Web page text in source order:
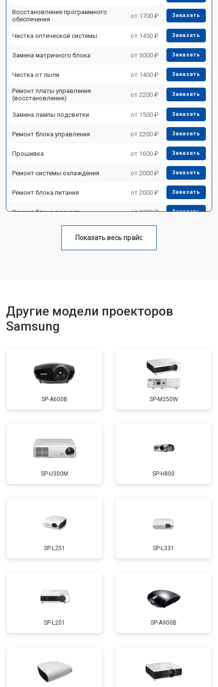
Восстановление программного
обеспечения
от 1700 ₽ Заказать
Чистка оптической системы от 1450 ₽ Заказать
Замена матричного блока от 3000 ₽ Заказать
Чистка от пыли от 1400 ₽ Заказать
Ремонт платы управления
(восстановление)
от 2200 ₽ Заказать
Замена лампы подсветки от 1500 ₽ Заказать
Ремонт блока управления от 2200 ₽ Заказать
Прошивка от 1600 ₽ Заказать
Ремонт системы охлаждения от 2000 ₽ Заказать
Ремонт блока питания от 2000 ₽ Заказать
Замена блока розжига от 1900 ₽ Заказать
Показать весь прайс
Другие модели проекторов
Samsung
SP-A600B SP-M250W
SP-U300M SP-H800
SP-L251 SP-L331
SP-L201 SP-A900B